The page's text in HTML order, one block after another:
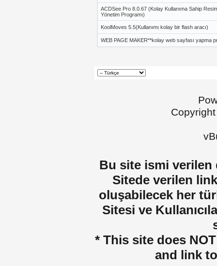
ACDSee Pro 8.0.67 (Kolay Kullanıma Sahip
Yönetim Programı)
KoolMoves 5.5(Kullanımı kolay bir flash aracı)
WEB PAGE MAKER**kolay web sayfası yapma
Bu site ismi verilen
Sitede verilen
oluşabilecek her
Sitesi ve
* This site does
and link